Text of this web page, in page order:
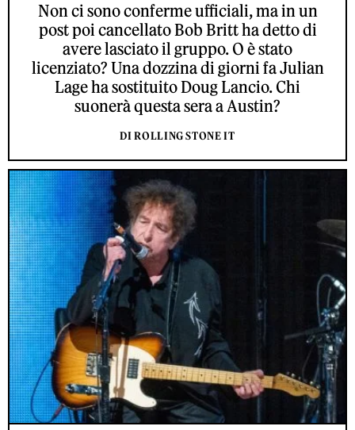
Non ci sono conferme ufficiali, ma in un
post poi cancellato Bob Britt ha detto di
avere lasciato il gruppo. O è stato
licenziato? Una dozzina di giorni fa Julian
Lage ha sostituito Doug Lancio. Chi
suonerà questa sera a Austin?
DI ROLLING STONE IT